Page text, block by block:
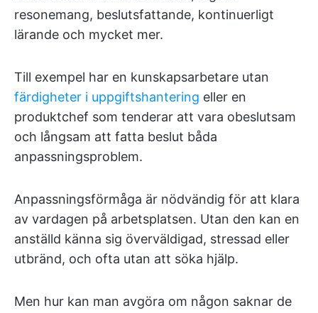
resonemang, beslutsfattande, kontinuerligt
lärande och mycket mer.
Till exempel har en kunskapsarbetare utan
färdigheter i uppgiftshantering eller en
produktchef som tenderar att vara obeslutsam
och långsam att fatta beslut båda
anpassningsproblem.
Anpassningsförmåga är nödvändig för att klara
av vardagen på arbetsplatsen. Utan den kan en
anställd känna sig överväldigad, stressad eller
utbränd, och ofta utan att söka hjälp.
Men hur kan man avgöra om någon saknar de